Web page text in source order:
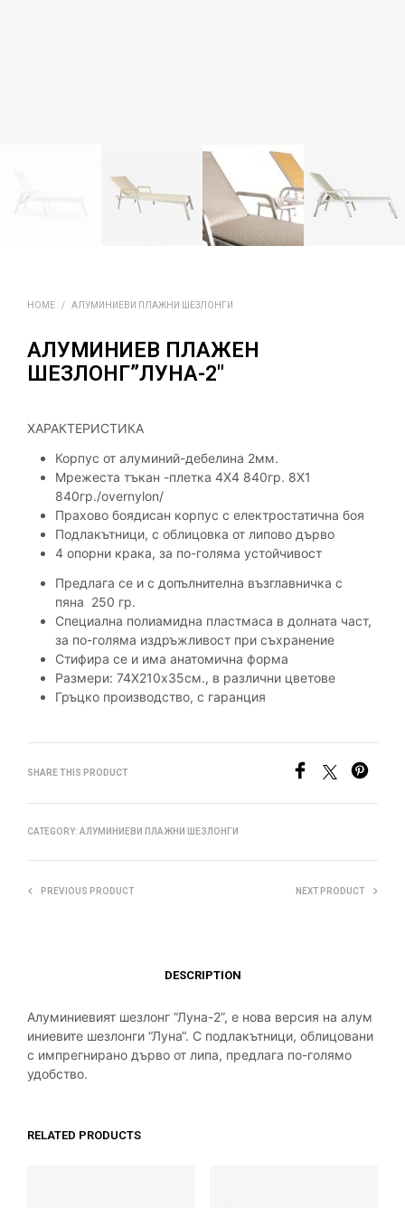
HOME / АЛУМИНИЕВИ ПЛАЖНИ ШЕЗЛОНГИ
АЛУМИНИЕВ ПЛАЖЕН
ШЕЗЛОНГ”ЛУНА-2″
ХАРАКТЕРИСТИКА
Корпус от алуминий-дебелина 2мм.
Мрежеста тъкан -плетка 4Х4 840гр. 8Х1
840гр./overnylon/
Прахово боядисан корпус с електростатична боя
Подлакътници, с облицовка от липово дърво
4 опорни крака, за по-голяма устойчивост
Предлага се и с допълнителна възглавничка с
пяна 250 гр.
Специална полиамидна пластмаса в долната част,
за по-голяма издръжливост при съхранение
Стифира сеи има анатомична форма
Размери: 74Х210х35см., в различни цветове
Гръцко производство, с гаранция
SHARE THIS PRODUCT
CATEGORY: АЛУМИНИЕВИ ПЛАЖНИ ШЕЗЛОНГИ
PREVIOUS PRODUCT NEXT PRODUCT
DESCRIPTION
Алуминиевият шезлонг “Луна-2”, е нова версия на алум
иниевите шезлонги “Луна“. С подлакътници, облицовани
с импрегнирано дърво от липа, предлага по-голямо
удобство.
RELATED PRODUCTS